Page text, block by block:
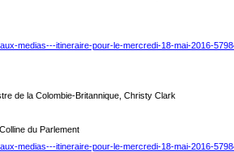
medias---itineraire-pour-le-mercredi-18-mai-2016-
de la Colombie‑Britannique, Christy Clark
du Parlement
medias---itineraire-pour-le-mercredi-18-mai-2016-